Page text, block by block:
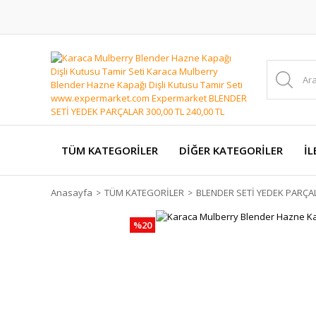
TÜM KATEGORİLER DİĞER KATEGORİLER
Anasayfa TÜM KATEGORİLER BLENDER SETİ YEDEK
%20